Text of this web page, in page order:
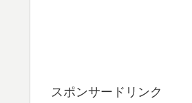
スポンサードリンク